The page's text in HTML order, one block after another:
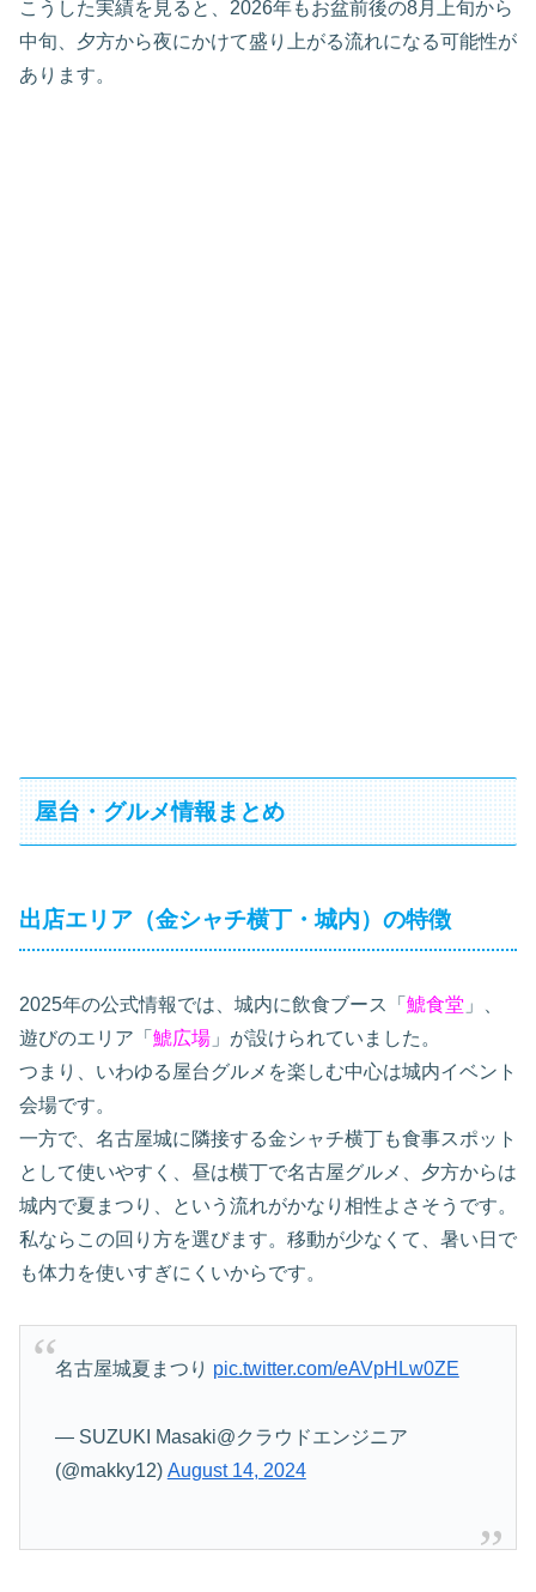
こうした実績を見ると、2026年もお盆前後の8月上旬から
中旬、夕方から夜にかけて盛り上がる流れになる可能性が
あります。
屋台・グルメ情報まとめ
出店エリア（金シャチ横丁・城内）の特徴
2025年の公式情報では、城内に飲食ブース「 鯱食堂 」、
遊びのエリア「 鯱広場 」が設けられていました。
つまり、いわゆる屋台グルメを楽しむ中心は城内イベント
会場です。
一方で、名古屋城に隣接する金シャチ横丁も食事スポット
として使いやすく、昼は横丁で名古屋グルメ、夕方からは
城内で夏まつり、という流れがかなり相性よさそうです。
私ならこの回り方を選びます。移動が少なくて、暑い日で
も体力を使いすぎにくいからです。
名古屋城夏まつり pic.twitter.com/eAVpHLw0ZE
— SUZUKI Masaki@クラウドエンジニア
(@makky12) August 14, 2024